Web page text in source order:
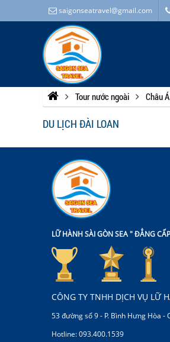
saigonseatravel@gmail.com
Tour nước ngoài Châu Á
DU LỊCH ĐÀI LOAN
LỮ HÀNH SÀI GÒN SEA " ĐẲNG
CÔNG TY TNHH DỊCH VỤ LỮ
53 đường số 9 - P. Bình Hưng Hòa -
Hotline: 093.400.1539